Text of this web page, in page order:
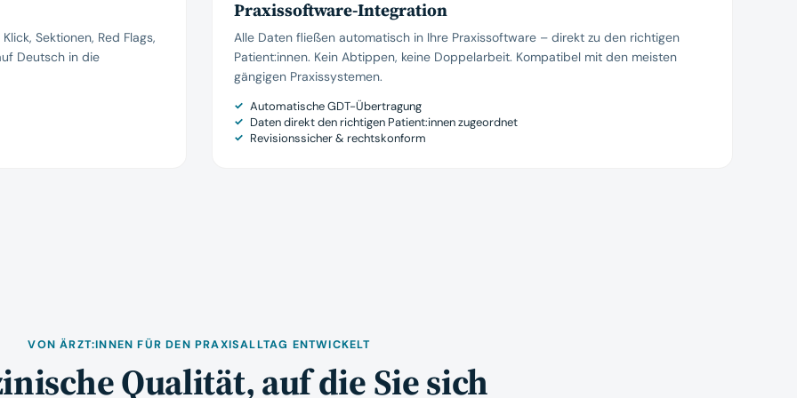
Sektionen, Red Flags,
Deutsch in die
Praxissoftware-Integration
Alle Daten fließen automatisch in Ihre Praxissoftware – direkt zu den richtigen
Patient:innen. Kein Abtippen, keine Doppelarbeit. Kompatibel mit den meisten
gängigen Praxissystemen.
Automatische GDT-Übertragung
Daten direkt den richtigen Patient:innen zugeordnet
Revisionssicher & rechtskonform
VON ÄRZT:INNEN FÜR DEN PRAXISALLTAG ENTWICKELT
Qualität, auf die Sie sich